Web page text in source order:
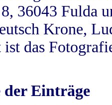
36043 Fulda
Krone,
das
der Einträge